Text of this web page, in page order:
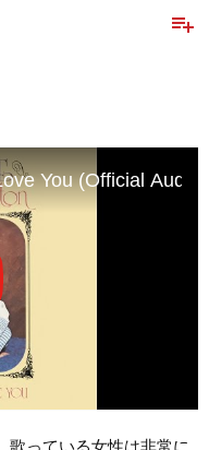
playlist_add
You (Official Audio)